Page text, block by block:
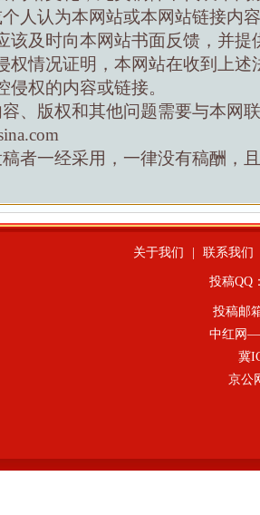
人认为本网站或本网站链接内
该及时向本网站书面反馈，并提
权情况证明，本网站在收到上述
侵权的内容或链接。
、版权和其他问题需要与本网
者一经采用，一律没有稿酬，
关于我们 联系我们
投稿QQ
投稿邮
中红网—
冀
京公